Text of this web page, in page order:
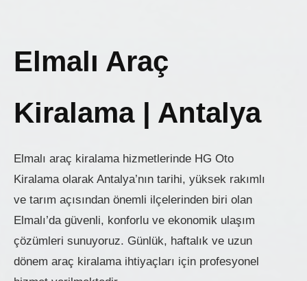
Elmalı Araç
Kiralama | Antalya
Elmalı araç kiralama hizmetlerinde HG Oto
Kiralama olarak Antalya’nın tarihi, yüksek rakımlı
ve tarım açısından önemli ilçelerinden biri olan
Elmalı’da güvenli, konforlu ve ekonomik ulaşım
çözümleri sunuyoruz. Günlük, haftalık ve uzun
dönem araç kiralama ihtiyaçları için profesyonel